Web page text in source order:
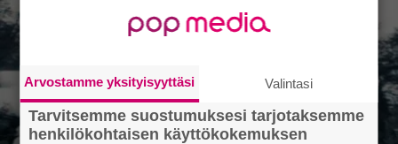
Arvostamme yksityisyyttäsi Valintasi
Tarvitsemme suostumuksesi tarjotaksemme
henkilökohtaisen käyttökokemuksen